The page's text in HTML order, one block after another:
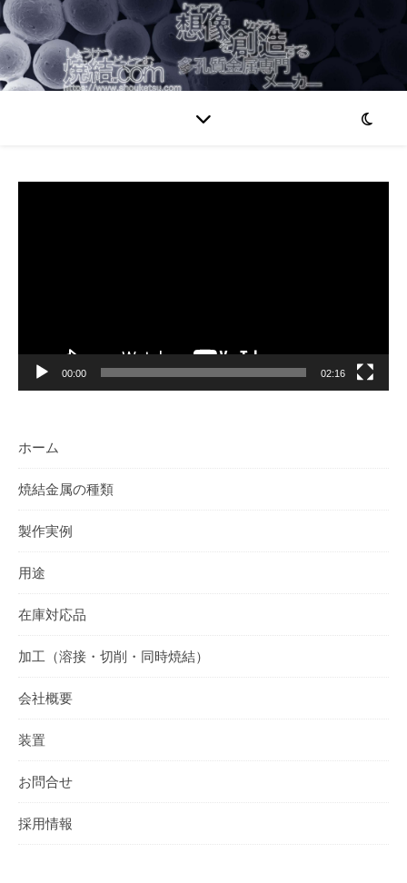
00:00 02:16
ホーム
焼結金属の種類
製作実例
用途
在庫対応品
加工（溶接・切削・同時焼結）
会社概要
装置
お問合せ
採用情報